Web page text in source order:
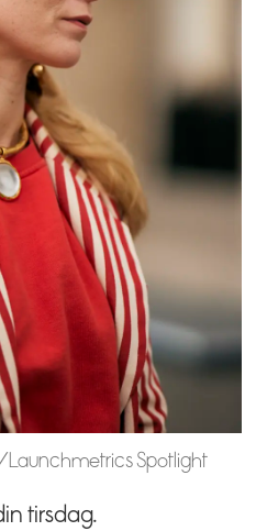
Launchmetrics Spotlight
tirsdag.